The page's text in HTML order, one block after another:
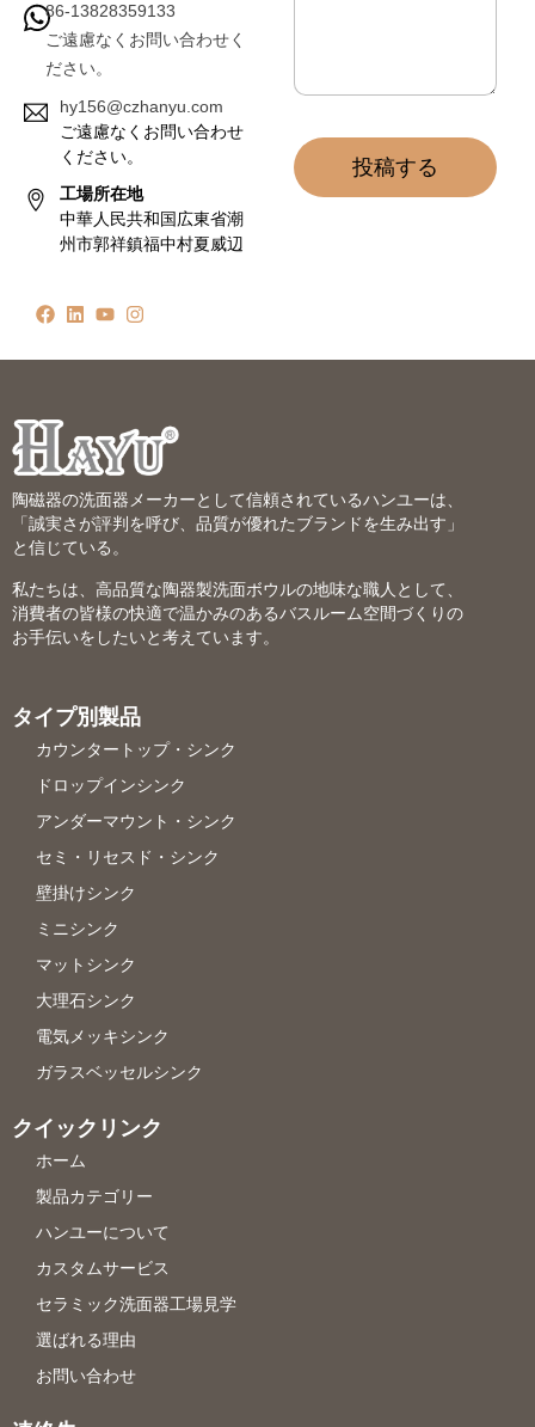
86-13828359133
ご遠慮なくお問い合わせく
ださい。
hy156@czhanyu.com
ご遠慮なくお問い合わせ
ください。
工場所在地
中華人民共和国広東省潮
州市郭祥鎮福中村夏威辺
投稿する
陶磁器の洗面器メーカーとして信頼されているハンユーは、
「誠実さが評判を呼び、品質が優れたブランドを生み出す」
と信じている。
私たちは、高品質な陶器製洗面ボウルの地味な職人として、
消費者の皆様の快適で温かみのあるバスルーム空間づくりの
お手伝いをしたいと考えています。
タイプ別製品
カウンタートップ・シンク
ドロップインシンク
アンダーマウント・シンク
セミ・リセスド・シンク
壁掛けシンク
ミニシンク
マットシンク
大理石シンク
電気メッキシンク
ガラスベッセルシンク
クイックリンク
ホーム
製品カテゴリー
ハンユーについて
カスタムサービス
セラミック洗面器工場見学
選ばれる理由
お問い合わせ